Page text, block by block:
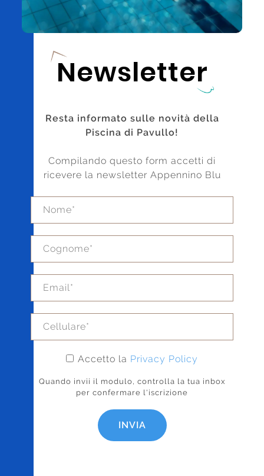
Newsletter
Resta informato sulle novità della
Piscina di Pavullo!
Compilando questo form accetti di
ricevere la newsletter Appennino Blu
Accetto la Privacy Policy
Quando invii il modulo, controlla la tua inbox
per confermare l'iscrizione
INVIA